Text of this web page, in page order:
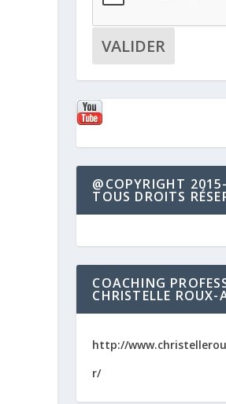
@COPYRIGHT
TOUS DROITS
COACHING
CHRISTELLE ROUX-
http://
r/